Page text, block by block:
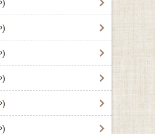
)
)
)
)
)
)